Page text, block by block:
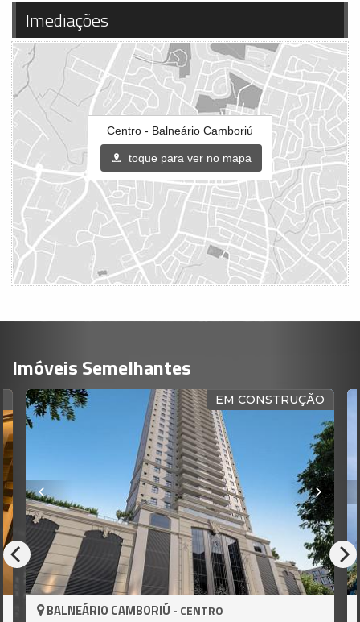
Imediações
Centro - Balneário Camboriú
toque para ver no mapa
Imóveis Semelhantes
EM CONSTRUÇÃO
BALNEÁRIO CAMBORIÚ -CENTRO